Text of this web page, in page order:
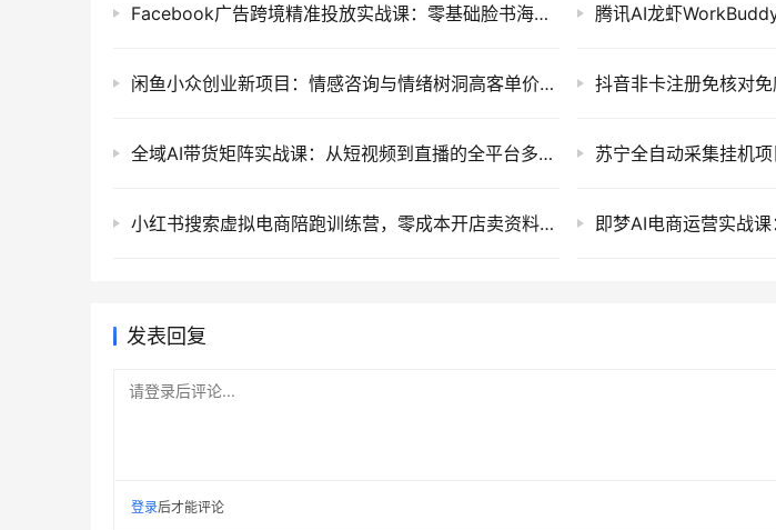
Facebook广告跨境精准投放实战课：零基础脸书海外广告账户搭建、受众优化与稳定变现教程
闲鱼小众创业新项目：情感咨询与情绪树洞高客单价私域变现运营教程
全域AI带货矩阵实战课：从短视频到直播的全平台多矩阵运营破局指南
小红书搜索虚拟电商陪跑训练营，零成本开店卖资料与全自动发货矩阵项目教程
发表回复
请登录后评论...
登录后才能评论